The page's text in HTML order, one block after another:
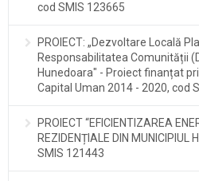
cod SMIS 123665
PROIECT: „Dezvoltare Locală
Responsabilitatea Comunității
Hunedoara" - Proiect finanțat
Capital Uman 2014 - 2020, cod
PROIECT “EFICIENTIZAREA
REZIDENȚIALE DIN MUNICIPIUL
SMIS 121443